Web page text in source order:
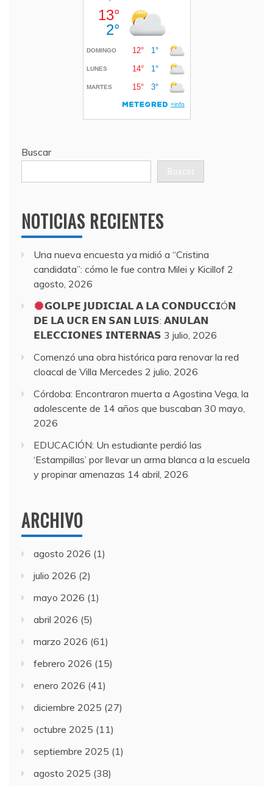
Buscar
Buscar
NOTICIAS RECIENTES
Una nueva encuesta ya midió a “Cristina
candidata”: cómo le fue contra Milei y Kicillof 2
agosto, 2026
𝗚𝗢𝗟𝗣𝗘 𝗝𝗨𝗗𝗜𝗖𝗜𝗔𝗟 𝗔 𝗟𝗔 𝗖𝗢𝗡𝗗𝗨𝗖𝗖𝗜Ó𝗡
𝗗𝗘 𝗟𝗔 𝗨𝗖𝗥 𝗘𝗡 𝗦𝗔𝗡 𝗟𝗨𝗜𝗦: 𝗔𝗡𝗨𝗟𝗔𝗡
𝗘𝗟𝗘𝗖𝗖𝗜𝗢𝗡𝗘𝗦 𝗜𝗡𝗧𝗘𝗥𝗡𝗔𝗦 3 julio, 2026
Comenzó una obra histórica para renovar la red
cloacal de Villa Mercedes 2 julio, 2026
Córdoba: Encontraron muerta a Agostina Vega, la
adolescente de 14 años que buscaban 30 mayo,
2026
EDUCACIÓN: Un estudiante perdió las
‘Estampillas’ por llevar un arma blanca a la escuela
y propinar amenazas 14 abril, 2026
ARCHIVO
agosto 2026 (1)
julio 2026 (2)
mayo 2026 (1)
abril 2026 (5)
marzo 2026 (61)
febrero 2026 (15)
enero 2026 (41)
diciembre 2025 (27)
octubre 2025 (11)
septiembre 2025 (1)
agosto 2025 (38)